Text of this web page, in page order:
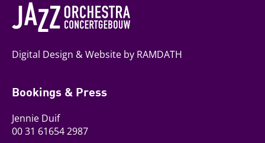
Digital Design & Website by RAMDATH
Bookings & Press
Jennie Duif
00 31 61654 2987